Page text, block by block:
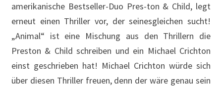
amerikanische Bestseller-Duo Pres-ton & Child, legt
erneut einen Thriller vor, der seinesgleichen sucht!
„Animal“ ist eine Mischung aus den Thrillern die
Preston & Child schreiben und ein Michael Crichton
einst geschrieben hat! Michael Crichton würde sich
über diesen Thriller freuen, denn der wäre genau sein